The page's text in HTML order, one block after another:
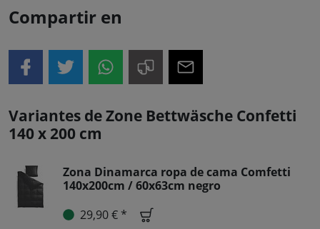
Compartir en
Variantes de Zone Bettwäsche Confetti
140 x 200 cm
Zona Dinamarca ropa de cama Comfetti
140x200cm / 60x63cm negro
29,90 € *